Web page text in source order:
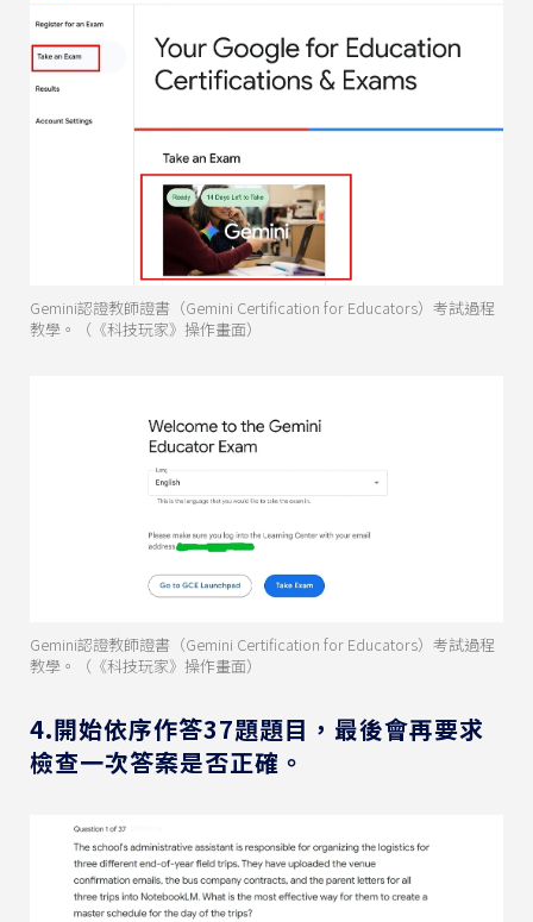
Gemini認證教師證書（Gemini Certification for Educators）考試過程
教學。（《科技玩家》操作畫面）
Gemini認證教師證書（Gemini Certification for Educators）考試過程
教學。（《科技玩家》操作畫面）
4.開始依序作答37題題目，最後會再要求
檢查一次答案是否正確。